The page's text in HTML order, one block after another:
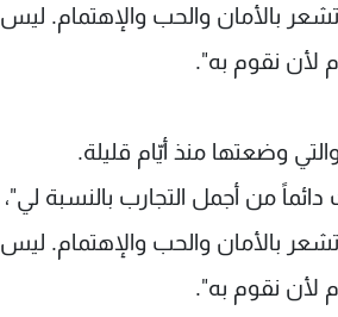
بالأمان والحب والإهتمام. ليس
لأن نقوم به".
وضعتها منذ أيّام قليلة.
من أجمل التجارب بالنسبة لي"،
بالأمان والحب والإهتمام. ليس
لأن نقوم به".